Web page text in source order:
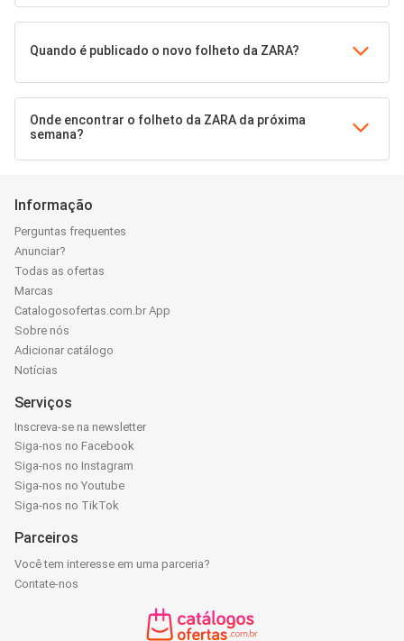
Quando é publicado o novo folheto da ZARA?
Onde encontrar o folheto da ZARA da próxima
semana?
Informação
Perguntas frequentes
Anunciar?
Todas as ofertas
Marcas
Catalogosofertas.com.br App
Sobre nós
Adicionar catálogo
Notícias
Serviços
Inscreva-se na newsletter
Siga-nos no Facebook
Siga-nos no Instagram
Siga-nos no Youtube
Siga-nos no TikTok
Parceiros
Você tem interesse em uma parceria?
Contate-nos